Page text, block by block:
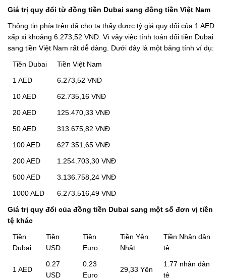
Giá trị quy đổi từ đồng tiền Dubai sang đồng tiền Việt Nam
Thông tin phía trên đã cho ta thấy được tỷ giá quy đổi của 1 AED
xấp xỉ khoảng 6.273,52 VND. Vì vậy việc tính toán đổi tiền Dubai
sang tiền Việt Nam rất dễ dàng. Dưới đây là một bảng tính ví dụ:
Tiền Dubai
Tiền Việt Nam
1 AED
6.273,52 VNĐ
10 AED
62.735,16 VNĐ
20 AED
125.470,33 VNĐ
50 AED
313.675,82 VNĐ
100 AED
627.351,65 VNĐ
200 AED
1.254.703,30 VNĐ
500 AED
3.136.758,24 VNĐ
1000 AED
6.273.516,49 VNĐ
Giá trị quy đổi của đồng tiền Dubai sang một số đơn vị tiền
tệ khác
Tiền
Dubai
Tiền
USD
Tiền
Euro
Tiền Yên
Nhật
Tiền Nhân dân
tệ
1 AED
0.27
USD
0.23
Euro
29,33 Yên
1.77 nhân dân
tệ